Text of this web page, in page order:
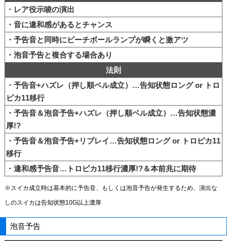
・レア役示唆の演出
・音に違和感があるとチャンス
・予告音と同時にビーチボールランプが瞬くと激アツ
・泡音予告と複合する場合あり
法則
・予告音+ハズレ（押し順ベル成立）…告知状態ロング or トロ
ピカ11移行
・予告音＆泡音予告+ハズレ（押し順ベル成立）…告知状態濃
厚!?
・予告音＆泡音予告+リプレイ…告知状態ロング or トロピカ11
移行
・違和感予告音…トロピカ11移行濃厚!?＆本前兆に期待
※スイカ成立時は基本的に予告音、もしくは泡音予告が発生するため、演出な
しのスイカは告知状態10G以上濃厚
泡音予告